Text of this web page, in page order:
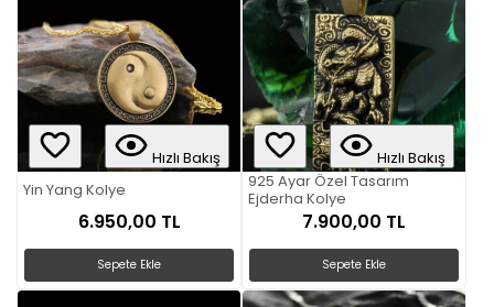
Hızlı Bakış
Yin Yang Kolye
6.950,00 TL
Sepete Ekle
Hızlı Bakış
925 Ayar Özel Tasarım
Ejderha Kolye
7.900,00 TL
Sepete Ekle